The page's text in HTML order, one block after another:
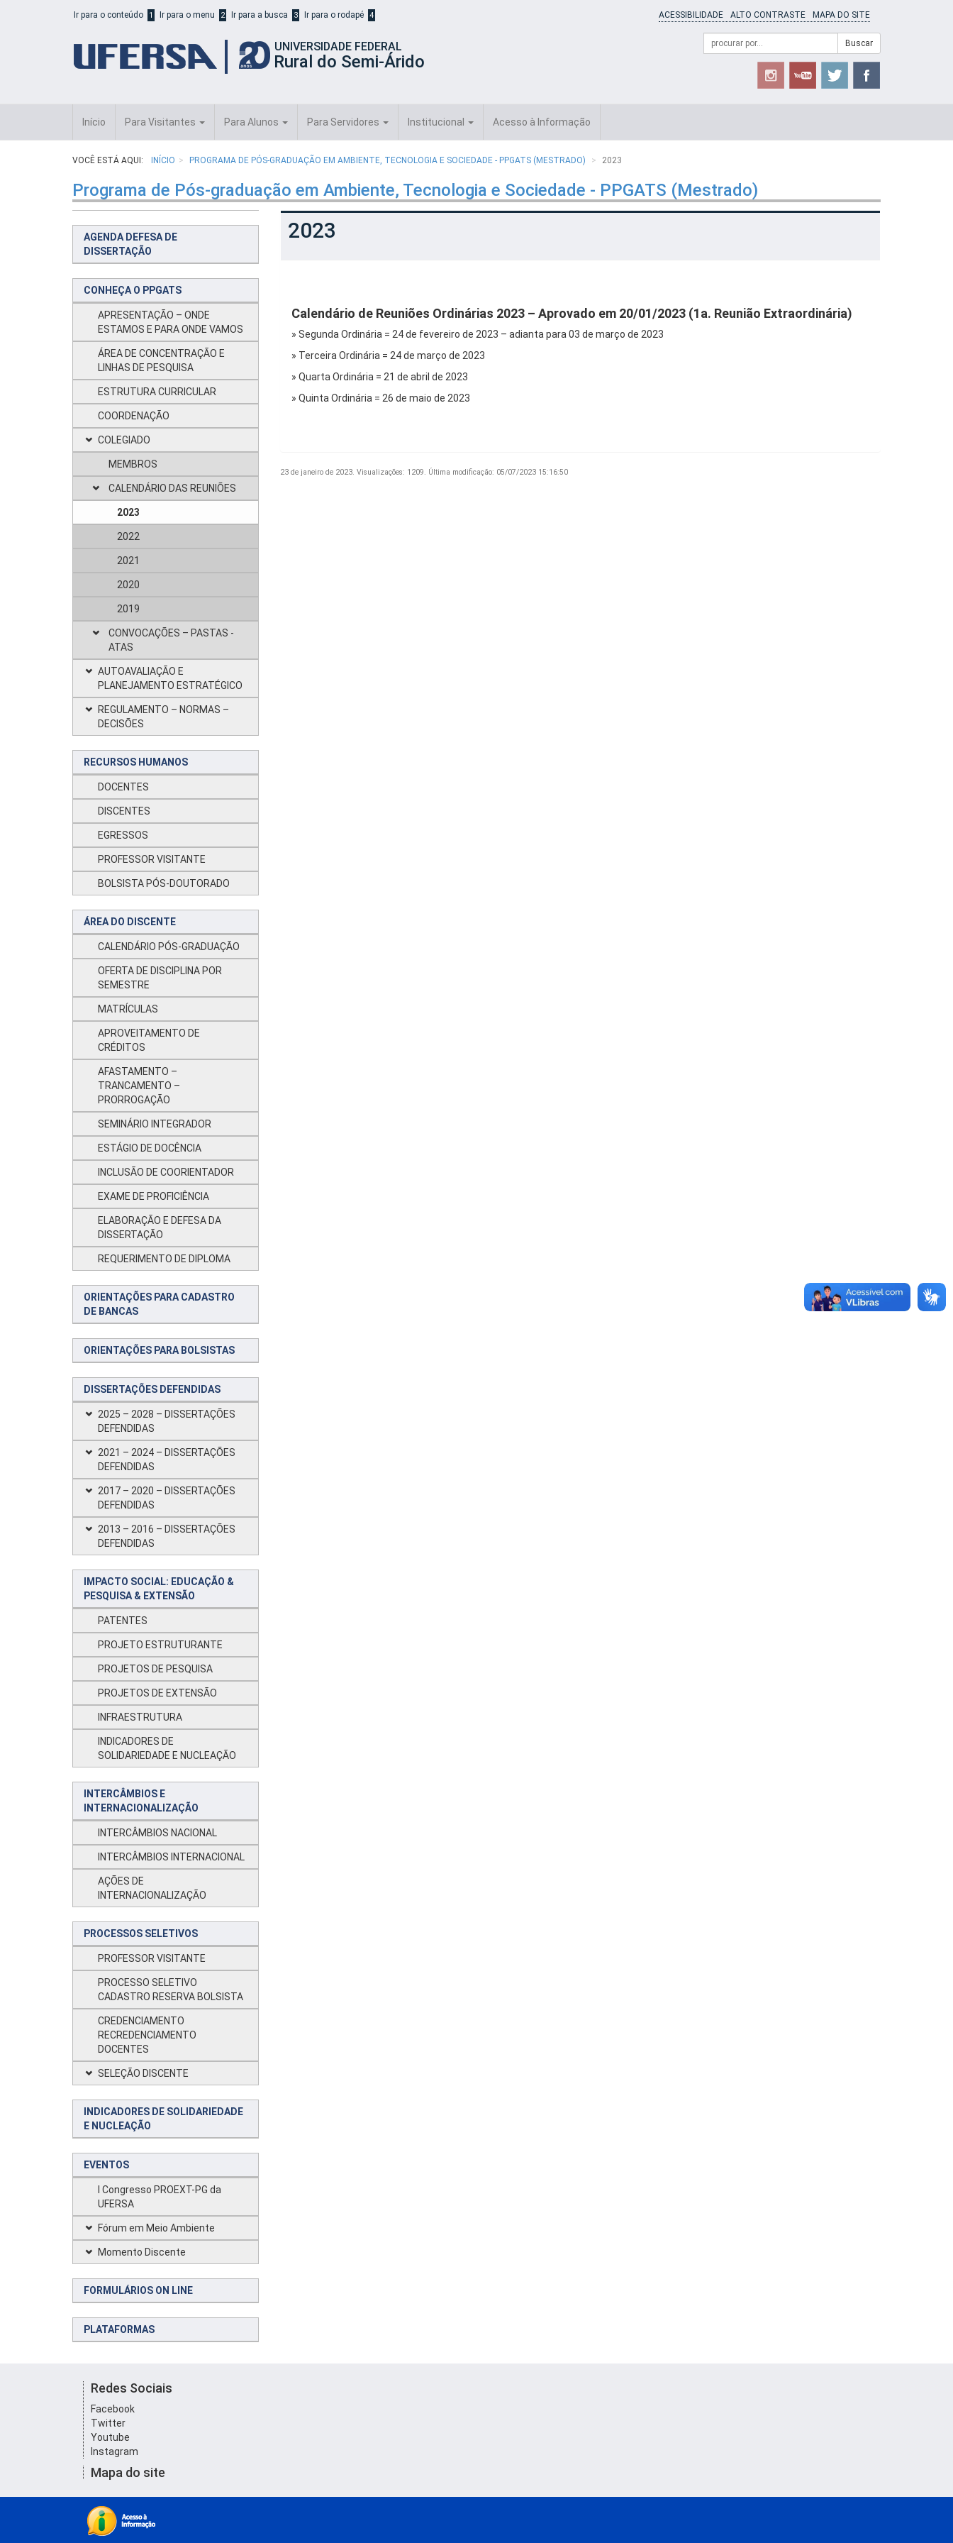
Ir para o conteúdo 1 Ir para o menu 2 Ir para a busca 3 Ir para o rodapé 4 ACESSIBILIDADE ALTO CONTRASTE MAPA DO SITE
UNIVERSIDADE FEDERAL
Rural do Semi-Árido
Formulário
Campo
de
Buscar
Início Para Visitantes Para Alunos Para Servidores Institucional Acesso à Informação
VOCÊ ESTÁ AQUI: INÍCIO PROGRAMA DE PÓS-GRADUAÇÃO EM AMBIENTE, TECNOLOGIA E SOCIEDADE - PPGATS (MESTRADO) 2023
Programa de Pós-graduação em Ambiente, Tecnologia e Sociedade - PPGATS (Mestrado)
AGENDA DEFESA DE
DISSERTAÇÃO
CONHEÇA O PPGATS
APRESENTAÇÃO – ONDE
ESTAMOS E PARA ONDE VAMOS
ÁREA DE CONCENTRAÇÃO E
LINHAS DE PESQUISA
ESTRUTURA CURRICULAR
COORDENAÇÃO
COLEGIADO
MEMBROS
CALENDÁRIO DAS REUNIÕES
2023
2022
2021
2020
2019
CONVOCAÇÕES – PASTAS -
ATAS
AUTOAVALIAÇÃO E
PLANEJAMENTO ESTRATÉGICO
REGULAMENTO – NORMAS –
DECISÕES
RECURSOS HUMANOS
DOCENTES
DISCENTES
EGRESSOS
PROFESSOR VISITANTE
BOLSISTA PÓS-DOUTORADO
ÁREA DO DISCENTE
CALENDÁRIO PÓS-GRADUAÇÃO
OFERTA DE DISCIPLINA POR
SEMESTRE
MATRÍCULAS
APROVEITAMENTO DE
CRÉDITOS
AFASTAMENTO –
TRANCAMENTO –
PRORROGAÇÃO
SEMINÁRIO INTEGRADOR
ESTÁGIO DE DOCÊNCIA
INCLUSÃO DE COORIENTADOR
EXAME DE PROFICIÊNCIA
ELABORAÇÃO E DEFESA DA
DISSERTAÇÃO
REQUERIMENTO DE DIPLOMA
ORIENTAÇÕES PARA CADASTRO
DE BANCAS
ORIENTAÇÕES PARA BOLSISTAS
DISSERTAÇÕES DEFENDIDAS
2025 – 2028 – DISSERTAÇÕES
DEFENDIDAS
2021 – 2024 – DISSERTAÇÕES
DEFENDIDAS
2017 – 2020 – DISSERTAÇÕES
DEFENDIDAS
2013 – 2016 – DISSERTAÇÕES
DEFENDIDAS
IMPACTO SOCIAL: EDUCAÇÃO &
PESQUISA & EXTENSÃO
PATENTES
PROJETO ESTRUTURANTE
PROJETOS DE PESQUISA
PROJETOS DE EXTENSÃO
INFRAESTRUTURA
INDICADORES DE
SOLIDARIEDADE E NUCLEAÇÃO
INTERCÂMBIOS E
INTERNACIONALIZAÇÃO
INTERCÂMBIOS NACIONAL
INTERCÂMBIOS INTERNACIONAL
AÇÕES DE
INTERNACIONALIZAÇÃO
PROCESSOS SELETIVOS
PROFESSOR VISITANTE
PROCESSO SELETIVO
CADASTRO RESERVA BOLSISTA
CREDENCIAMENTO
RECREDENCIAMENTO
DOCENTES
SELEÇÃO DISCENTE
INDICADORES DE SOLIDARIEDADE
E NUCLEAÇÃO
EVENTOS
I Congresso PROEXT-PG da
UFERSA
Fórum em Meio Ambiente
Momento Discente
FORMULÁRIOS ON LINE
PLATAFORMAS
2023
Calendário de Reuniões Ordinárias 2023 – Aprovado em 20/01/2023 (1a. Reunião Extraordinária)
» Segunda Ordinária = 24 de fevereiro de 2023 – adianta para 03 de março de 2023
» Terceira Ordinária = 24 de março de 2023
» Quarta Ordinária = 21 de abril de 2023
» Quinta Ordinária = 26 de maio de 2023
23 de janeiro de 2023. Visualizações: 1209. Última modificação: 05/07/2023 15:16:50
Redes Sociais
Facebook
Twitter
Youtube
Instagram
Mapa do site